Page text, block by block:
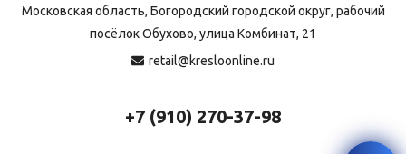
Московская область, Богородский городской округ, рабочий
посёлок Обухово, улица Комбинат, 21
retail@kresloonline.ru
+7 (910) 270-37-98